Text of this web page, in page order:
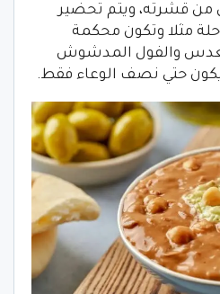
من قشرته، ويتم تحضير
مثلا وتكون محكمة
والفول المدشوش
حتي نصف الوعاء فقط.